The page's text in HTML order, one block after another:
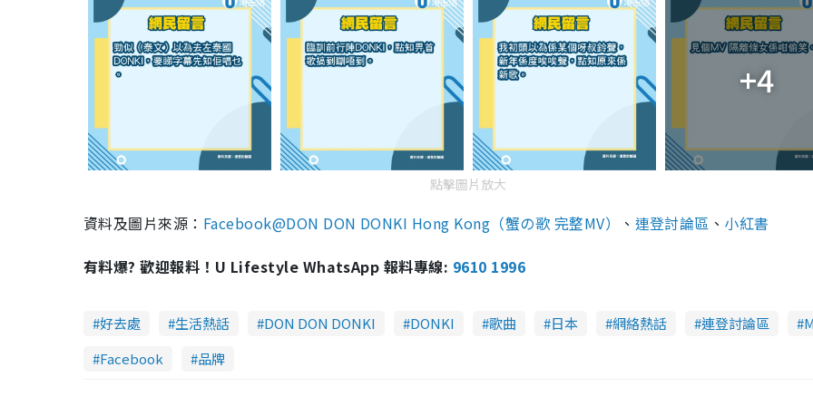
+4
點擊圖片放大
資料及圖片來源： Facebook@DON DON DONKI Hong Kong（蟹の歌 完整MV） 、 連登討論區 、 小紅書
有料爆? 歡迎報料！U Lifestyle WhatsApp 報料專線: 9610 1996
好去處 生活熱話 DON DON DONKI DONKI 歌曲 日本 網絡熱話 連登討論區
Facebook
品牌